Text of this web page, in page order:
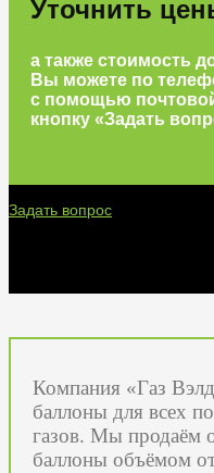
Уточнить
а также стоимость
Вы можете по
с помощью
кнопку «Задать
Задать вопрос
Компания «Газ
баллоны для всех
газов. Мы продаём
баллоны объёмом